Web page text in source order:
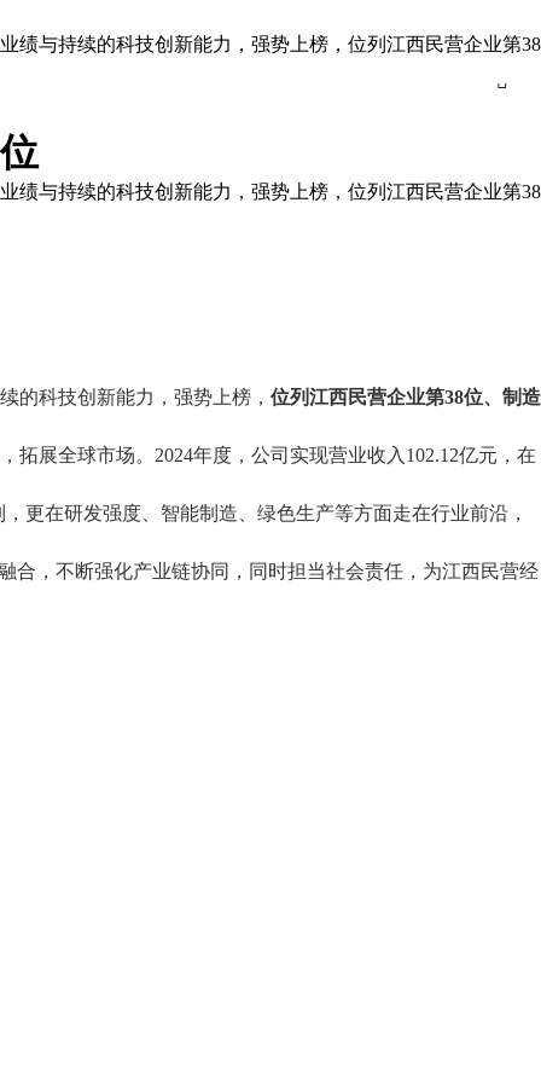
绩与持续的科技创新能力，强势上榜，位列江西民营企业第38

绩与持续的科技创新能力，强势上榜，位列江西民营企业第38
的科技创新能力，强势上榜， 位列江西民营企业第38位、制造
拓展全球市场。 2024年度，公司实现营业收入102.12亿元，在
更在研发强度、智能制造、绿色生产等方面走在行业前沿，
合，不断强化产业链协同， 同时担当社会责任， 为江西民营经